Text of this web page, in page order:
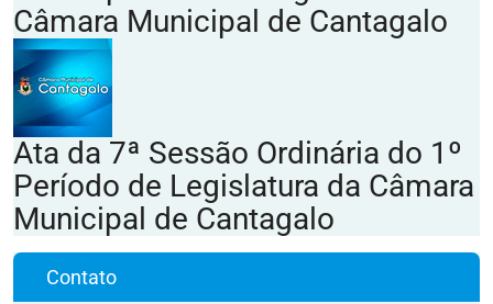
Câmara Municipal de Cantagalo
Ata da 7ª Sessão Ordinária do 1º
Período de Legislatura da Câmara
Municipal de Cantagalo
Contato